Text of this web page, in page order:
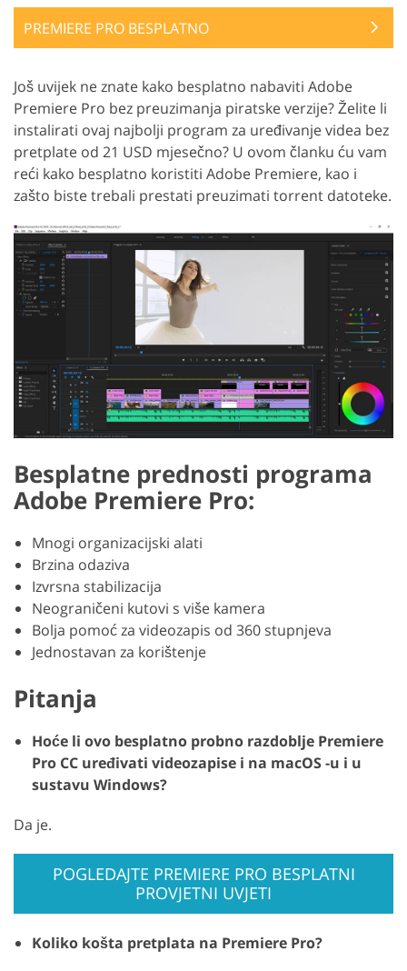
PREMIERE PRO BESPLATNO
Još uvijek ne znate kako besplatno nabaviti Adobe
Premiere Pro bez preuzimanja piratske verzije? Želite li
instalirati ovaj najbolji program za uređivanje videa bez
pretplate od 21 USD mjesečno? U ovom članku ću vam
reći kako besplatno koristiti Adobe Premiere, kao i
zašto biste trebali prestati preuzimati torrent datoteke.
Besplatne prednosti programa
Adobe Premiere Pro:
Mnogi organizacijski alati
Brzina odaziva
Izvrsna stabilizacija
Neograničeni kutovi s više kamera
Bolja pomoć za videozapis od 360 stupnjeva
Jednostavan za korištenje
Pitanja
Hoće li ovo besplatno probno razdoblje Premiere
Pro CC uređivati videozapise i na macOS -u i u
sustavu Windows?
Da je.
POGLEDAJTE PREMIERE PRO BESPLATNI
PROVJETNI UVJETI
Koliko košta pretplata na Premiere Pro?